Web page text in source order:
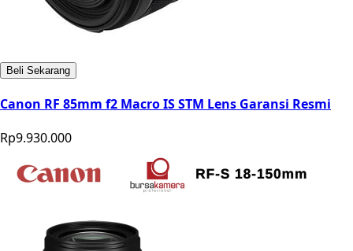
Beli Sekarang
Canon RF 85mm f2 Macro IS STM Lens Garansi Resmi
Rp9.930.000